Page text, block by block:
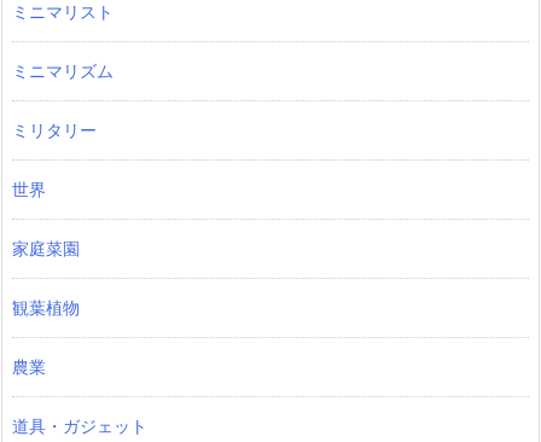
ミニマリスト
ミニマリズム
ミリタリー
世界
家庭菜園
観葉植物
農業
道具・ガジェット